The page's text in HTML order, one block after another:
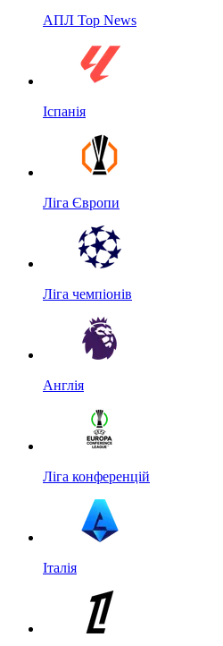
АПЛ Top News
Іспанія
Ліга Європи
Ліга чемпіонів
Англія
Ліга конференцій
Італія